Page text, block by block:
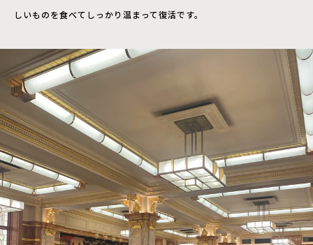
しいものを食べてしっかり温まって復活です。